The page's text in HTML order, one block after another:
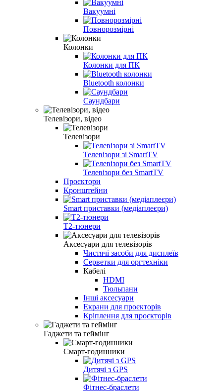
Вакуумні
Повнорозмірні
Колонки
Колонки для ПК
Bluetooth колонки
Саундбари
Телевізори, відео
Телевізори
Телевізори зі SmartTV
Телевізори без SmartTV
Проєктори
Кронштейни
Smart приставки (медіаплеєри)
Т2-тюнери
Аксесуари для телевізорів
Чистячі засоби для дисплеїв
Серветки для оргтехніки
Кабелі
HDMI
Тюльпани
Інші аксесуари
Екрани для проєкторів
Кріплення для проєкторів
Гаджети та геймінг
Смарт-годинники
Дитячі з GPS
Фітнес-браслети